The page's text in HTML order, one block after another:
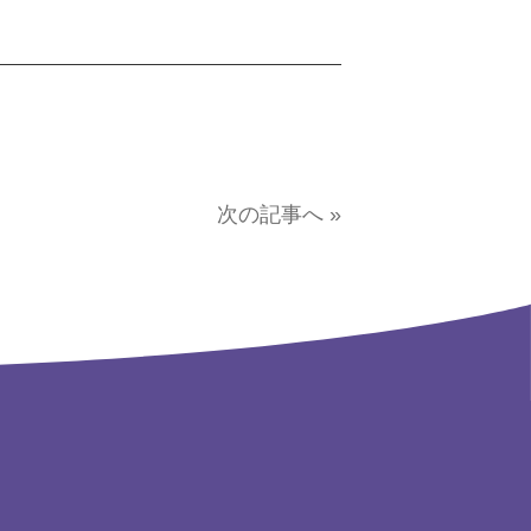
次の記事へ »